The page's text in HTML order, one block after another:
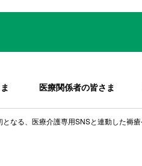
医療関係者の皆さま
となる、医療介護専用SNSと連動した褥